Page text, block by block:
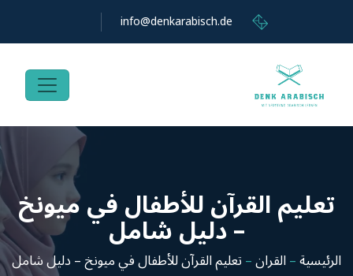
info@denkarabisch.de
تعليم القرآن للأطفال في ميونخ
– دليل شامل
الرئيسية–القران–تعليم القرآن للأطفال في ميونخ – دليل شامل